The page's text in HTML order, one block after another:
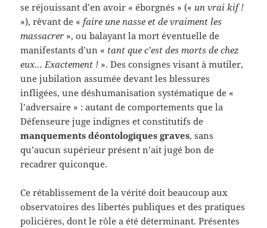
se réjouissant d’en avoir « éborgnés » (« un vrai kif !
»), rêvant de « faire une nasse et de vraiment les
massacrer », ou balayant la mort éventuelle de
manifestants d’un « tant que c’est des morts de chez
eux… Exactement ! ». Des consignes visant à mutiler,
une jubilation assumée devant les blessures
infligées, une déshumanisation systématique de «
l’adversaire » : autant de comportements que la
Défenseure juge indignes et constitutifs de
manquements déontologiques graves, sans
qu’aucun supérieur présent n’ait jugé bon de
recadrer quiconque.
Ce rétablissement de la vérité doit beaucoup aux
observatoires des libertés publiques et des pratiques
policières, dont le rôle a été déterminant. Présentes